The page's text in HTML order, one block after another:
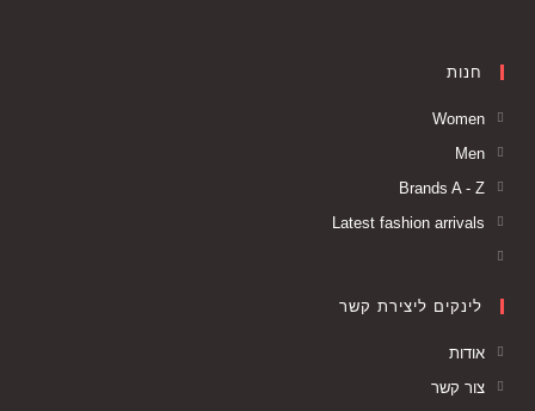
חנות
Women
Men
Brands A - Z
Latest fashion arrivals
לינקים ליצירת קשר
אודות
צור קשר